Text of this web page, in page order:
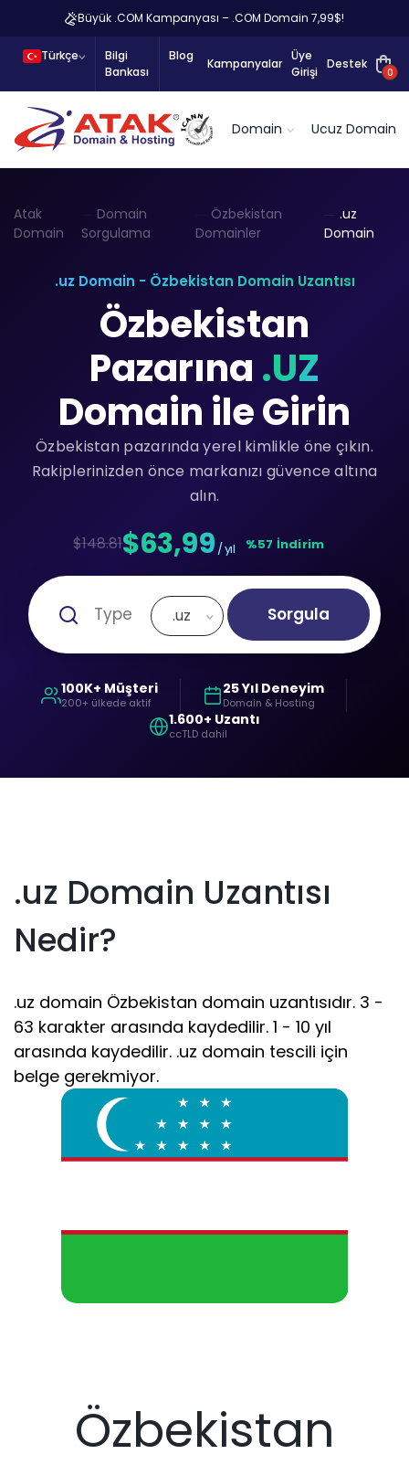
Büyük .COM Kampanyası – .COM Domain 7,99$!
Türkçe
Bilgi
Bankası
Blog
Kampanyalar
Üye
Girişi
Destek
0
Domain Ucuz Domain
Atak
Domain
Domain
Sorgulama
Özbekistan
Domainler
.uz
Domain
.uz Domain - Özbekistan Domain Uzantısı
Özbekistan
Pazarına .UZ
Domain ile Girin
Özbekistan pazarında yerel kimlikle öne çıkın.
Rakiplerinizden önce markanızı güvence altına
alın.
$148.81$63,99 / yıl %57 İndirim
.uz Sorgula
100K+ Müşteri
200+ ülkede aktif
25 Yıl Deneyim
Domain & Hosting
1.600+ Uzantı
ccTLD dahil
.uz Domain Uzantısı
Nedir?
.uz domain Özbekistan domain uzantısıdır. 3 -
63 karakter arasında kaydedilir. 1 - 10 yıl
arasında kaydedilir. .uz domain tescili için
belge gerekmiyor.
Özbekistan